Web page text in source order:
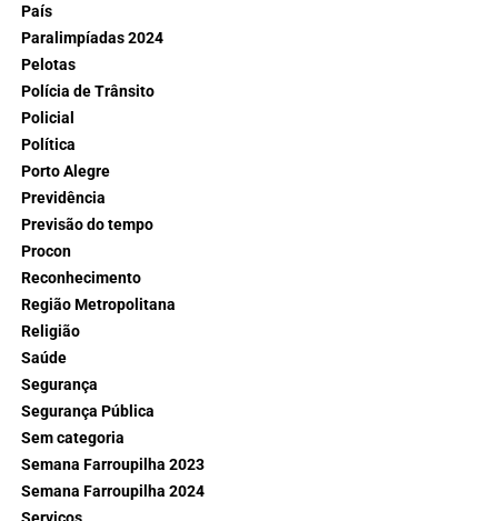
País
Paralimpíadas 2024
Pelotas
Polícia de Trânsito
Policial
Política
Porto Alegre
Previdência
Previsão do tempo
Procon
Reconhecimento
Região Metropolitana
Religião
Saúde
Segurança
Segurança Pública
Sem categoria
Semana Farroupilha 2023
Semana Farroupilha 2024